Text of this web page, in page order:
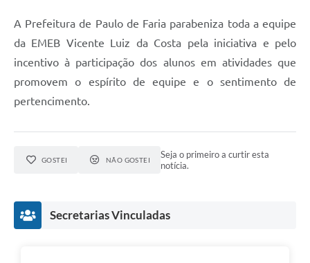
A Prefeitura de Paulo de Faria parabeniza toda a equipe
da EMEB Vicente Luiz da Costa pela iniciativa e pelo
incentivo à participação dos alunos em atividades que
promovem o espírito de equipe e o sentimento de
pertencimento.
GOSTEI NÃO GOSTEI
Seja o primeiro a curtir esta
notícia.
Secretarias Vinculadas